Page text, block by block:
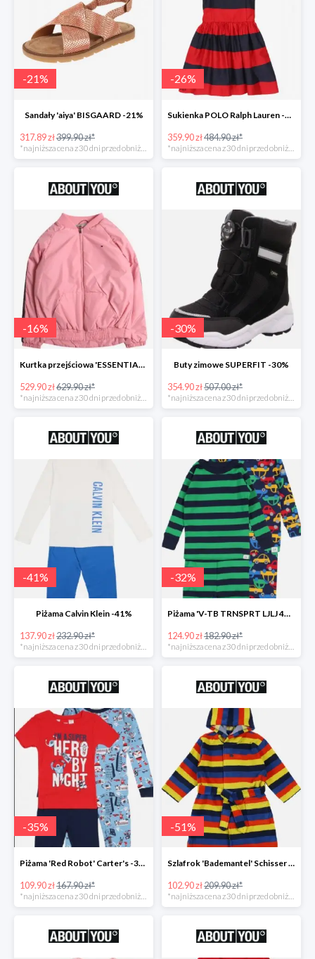
-21%
Sandały 'aiya' BISGAARD -21%
317.89 zł399.90 zł*
*najniższa cena z 30 dni przed obniżką
-26%
Sukienka POLO Ralph Lauren -26%
359.90 zł484.90 zł*
*najniższa cena z 30 dni przed obniżką
-16%
Kurtka przejściowa 'ESSENTIAL TOMMY TAPE JACKET -16%
529.90 zł629.90 zł*
-30%
Buty zimowe SUPERFIT -30%
354.90 zł507.00 zł*
-41%
Piżama Calvin Klein -41%
137.90 zł232.90 zł*
*najniższa cena z 30 dni przed obniżką
-32%
Piżama 'V-TB TRNSPRT LJLJ 4PC' GAP -32%
124.90 zł182.90 zł*
*najniższa cena z 30 dni przed obniżką
-35%
Piżama 'Red Robot' Carter's -35%
109.90 zł167.90 zł*
-51%
Szlafrok 'Bademantel' Schisser -51%
102.90 zł209.90 zł*